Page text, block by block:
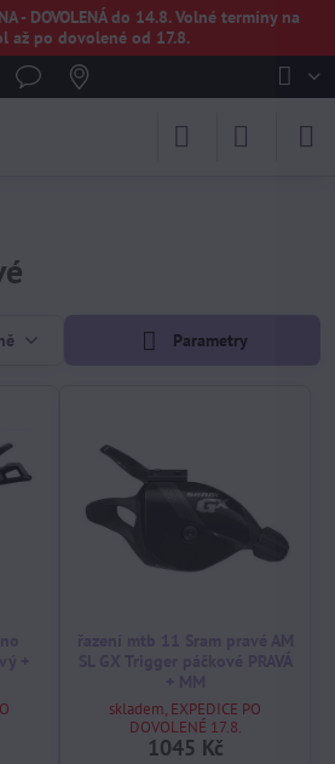
- DOVOLENÁ do 14.8. Volné termíny na
až po dovolené od 17.8.
Parametry
skladem, EXPEDICE PO
DOVOLENÉ 17.8.
1045 Kč